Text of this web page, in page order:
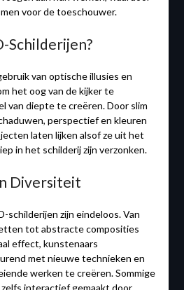
voor de toeschouwer.
Schilderijen?
van optische illusies en
het oog van de kijker te
van diepte te creëren. Door slim
perspectief en kleuren
laten lijken alsof ze uit het
in het schilderij zijn verzonken.
Diversiteit
schilderijen zijn eindeloos. Van
tot abstracte composities
effect, kunstenaars
met nieuwe technieken en
werken te creëren. Sommige